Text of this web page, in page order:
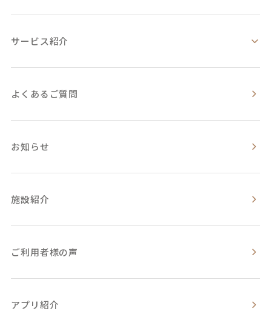
サービス紹介
よくあるご質問
お知らせ
施設紹介
ご利用者様の声
アプリ紹介